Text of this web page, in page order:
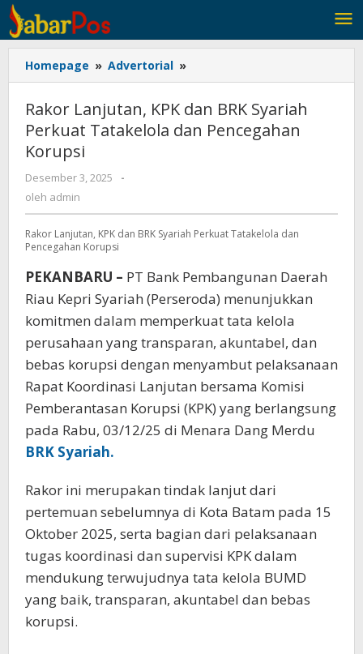
Lewati
ke
konten
Homepage » Advertorial »
Lanjutan,
KPK
dan
BRK
Pencegahan
Korupsi
Rakor Lanjutan, KPK dan BRK Syariah
Perkuat Tatakelola dan Pencegahan
Korupsi
Desember 3, 2025
oleh
-
oleh admin
Rakor Lanjutan, KPK dan BRK Syariah Perkuat Tatakelola dan
Pencegahan Korupsi
PEKANBARU – PT Bank Pembangunan Daerah
Riau Kepri Syariah (Perseroda) menunjukkan
komitmen dalam memperkuat tata kelola
perusahaan yang transparan, akuntabel, dan
bebas korupsi dengan menyambut pelaksanaan
Rapat Koordinasi Lanjutan bersama Komisi
Pemberantasan Korupsi (KPK) yang berlangsung
pada Rabu, 03/12/25 di Menara Dang Merdu
BRK Syariah.
Rakor ini merupakan tindak lanjut dari
pertemuan sebelumnya di Kota Batam pada 15
Oktober 2025, serta bagian dari pelaksanaan
tugas koordinasi dan supervisi KPK dalam
mendukung terwujudnya tata kelola BUMD
yang baik, transparan, akuntabel dan bebas
korupsi.